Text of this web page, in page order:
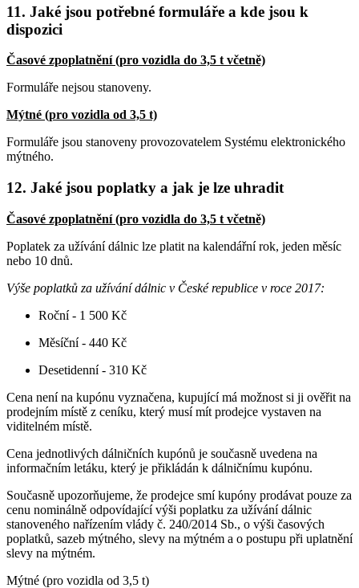
11. Jaké jsou potřebné formuláře a kde jsou k
dispozici
Časové zpoplatnění (pro vozidla do 3,5 t včetně)
Formuláře nejsou stanoveny.
Mýtné (pro vozidla od 3,5 t)
Formuláře jsou stanoveny provozovatelem Systému elektronického
mýtného.
12. Jaké jsou poplatky a jak je lze uhradit
Časové zpoplatnění (pro vozidla do 3,5 t včetně)
Poplatek za užívání dálnic lze platit na kalendářní rok, jeden měsíc
nebo 10 dnů.
Výše poplatků za užívání dálnic v České republice v roce 2017:
Roční - 1 500 Kč
Měsíční - 440 Kč
Desetidenní - 310 Kč
Cena není na kupónu vyznačena, kupující má možnost si ji ověřit na
prodejním místě z ceníku, který musí mít prodejce vystaven na
viditelném místě.
Cena jednotlivých dálničních kupónů je současně uvedena na
informačním letáku, který je přikládán k dálničnímu kupónu.
Současně upozorňujeme, že prodejce smí kupóny prodávat pouze za
cenu nominálně odpovídající výši poplatku za užívání dálnic
stanoveného nařízením vlády č. 240/2014 Sb., o výši časových
poplatků, sazeb mýtného, slevy na mýtném a o postupu při uplatnění
slevy na mýtném.
Mýtné (pro vozidla od 3,5 t)